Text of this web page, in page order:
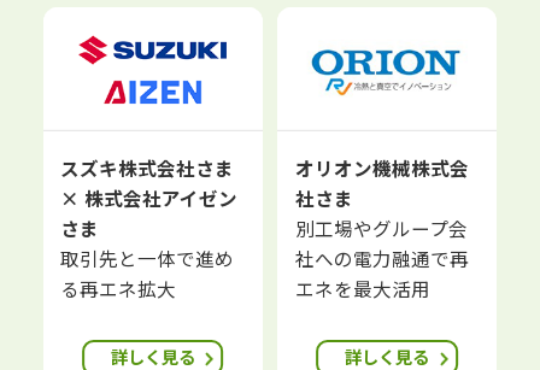
スズキ株式会社さま
× 株式会社アイゼン
さま
取引先と一体で進め
る再エネ拡大
詳しく見る
オリオン機械株式会
社さま
別工場やグループ会
社への電力融通で再
エネを最大活用
詳しく見る